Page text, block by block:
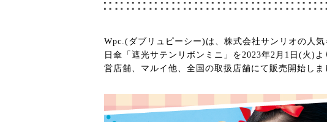
Wpc.(ダブリュピーシー)は、株式会社サンリオの人
日傘「遮光サテンリボンミニ」を2023年2月1日(火)
営店舗、マルイ他、全国の取扱店舗にて販売開始しま